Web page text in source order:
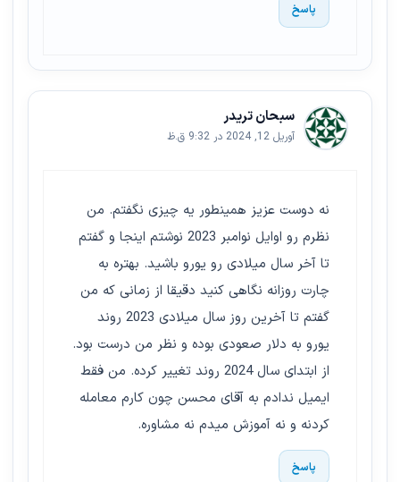
پاسخ
سبحان تریدر
آوریل 12, 2024 در 9:32 ق.ظ
نه دوست عزیز همینطور یه چیزی نگفتم. من
نظرم رو اوایل نوامبر 2023 نوشتم اینجا و گفتم
تا آخر سال میلادی رو یورو باشید. بهتره به
چارت روزانه نگاهی کنید دقیقا از زمانی که من
گفتم تا آخرین روز سال میلادی 2023 روند
یورو به دلار صعودی بوده و نظر من درست بود.
از ابتدای سال 2024 روند تغییر کرده. من فقط
ایمیل ندادم به آقای محسن چون کارم معامله
کردنه و نه آموزش میدم نه مشاوره.
پاسخ